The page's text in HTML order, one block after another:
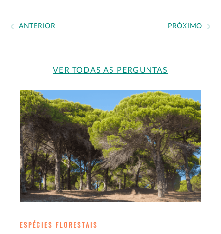
ANTERIOR PRÓXIMO
VER TODAS AS PERGUNTAS
ESPÉCIES FLORESTAIS